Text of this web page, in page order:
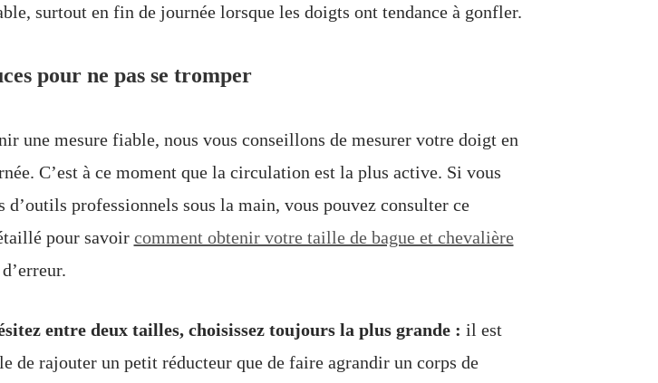
surtout en fin de journée lorsque les doigts ont tendance à gonfler.
pour ne pas se tromper
une mesure fiable, nous vous conseillons de mesurer votre doigt en
C’est à ce moment que la circulation est la plus active. Si vous
d’outils professionnels sous la main, vous pouvez consulter ce
pour savoir comment obtenir votre taille de bague et chevalière
entre deux tailles, choisissez toujours la plus grande : il est
de rajouter un petit réducteur que de faire agrandir un corps de